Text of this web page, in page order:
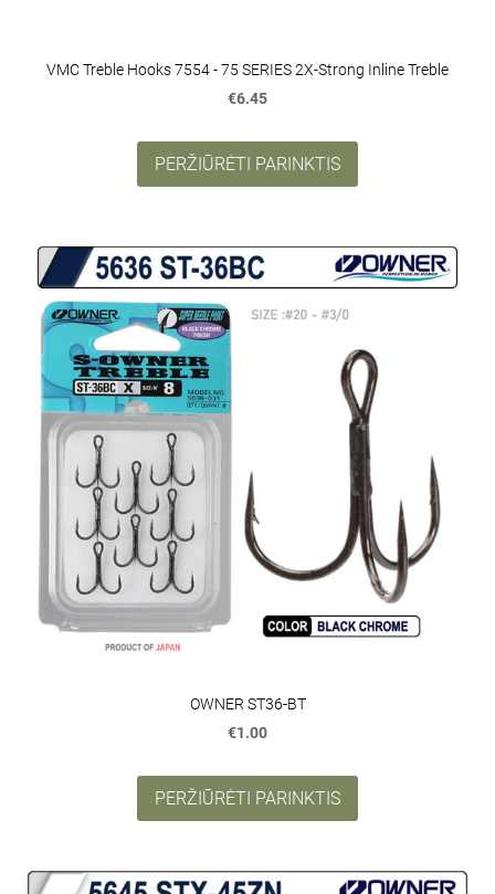
VMC Treble Hooks 7554 - 75 SERIES 2X-Strong Inline Treble
€6.45
PERŽIŪRĖTI PARINKTIS
OWNER ST36-BT
€1.00
PERŽIŪRĖTI PARINKTIS